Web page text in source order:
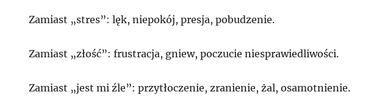
Zamiast „stres”: lęk, niepokój, presja, pobudzenie.
Zamiast „złość”: frustracja, gniew, poczucie niesprawiedliwości.
Zamiast „jest mi źle”: przytłoczenie, zranienie, żal, osamotnienie.